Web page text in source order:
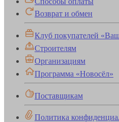
Возврат и обмен
Клуб покупателей
Строителям
Организациям
Программа «Новосёл»
Поставщикам
Политика